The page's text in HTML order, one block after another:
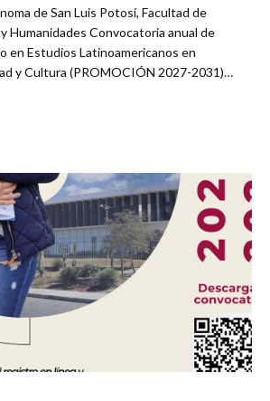
de San Luis Potosí, Facultad de
Humanidades Convocatoria anual de
en Estudios Latinoamericanos en
y Cultura (PROMOCIÓN 2027-2031)…